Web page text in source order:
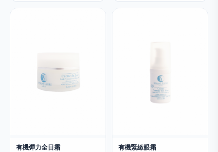
有機彈力全日霜 有機緊緻眼霜